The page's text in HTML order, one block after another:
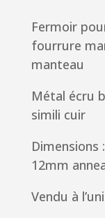
Fermoir
fourrure
manteau
Métal écru
simili cuir
Dimensions
12mm
Vendu à